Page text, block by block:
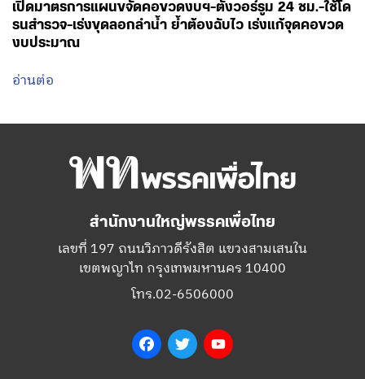
เปิดมาตรการแผนขจัดคอขวดงบฯ-ตั้งวอร์รูม 24 ชม.-ใช้โด
รนสำรวจ-เร่งขุดลอกลำน้ำ ย้ำต้องฉับไว เร่งแก้จุดคอขวด
งบประมาณ
อ่านต่อ
สำนักงานใหญ่พรรคเพื่อไทย
เลขที่ 197 ถนนวิภาวดีรังสิต แขวงสามเสนใน
เขตพญาไท กรุงเทพมหานคร 10400
โทร.02-6506000
FacebookTwitter